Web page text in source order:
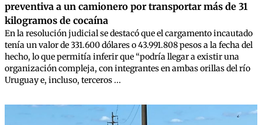
preventiva a un camionero por transportar más de 31
kilogramos de cocaína
En la resolución judicial se destacó que el cargamento incautado
tenía un valor de 331.600 dólares o 43.991.808 pesos a la fecha del
hecho, lo que permitía inferir que “podría llegar a existir una
organización compleja, con integrantes en ambas orillas del río
Uruguay e, incluso, terceros ...